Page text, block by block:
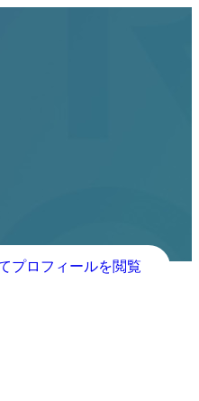
プロフィールを閲覧